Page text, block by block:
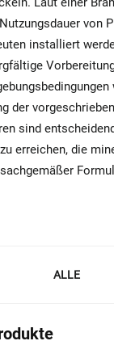
von
installiert
der
sind
erreichen, die
ALLE